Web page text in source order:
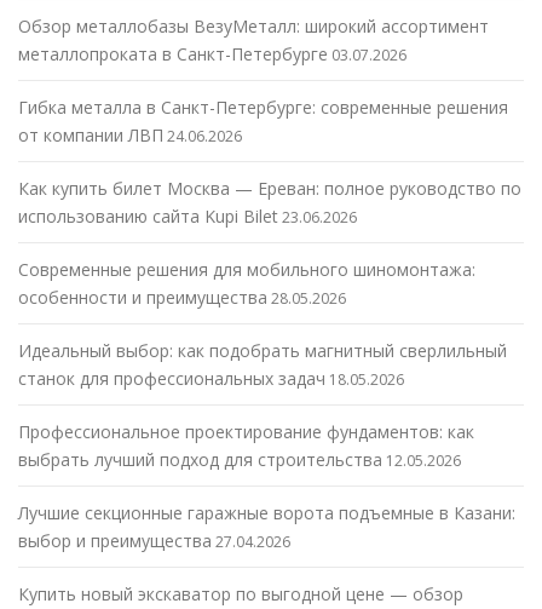
Обзор металлобазы ВезуМеталл: широкий ассортимент
металлопроката в Санкт-Петербурге 03.07.2026
Гибка металла в Санкт-Петербурге: современные решения
от компании ЛВП 24.06.2026
Как купить билет Москва — Ереван: полное руководство по
использованию сайта Kupi Bilet23.06.2026
Современные решения для мобильного шиномонтажа:
особенности и преимущества 28.05.2026
Идеальный выбор: как подобрать магнитный сверлильный
станок для профессиональных задач 18.05.2026
Профессиональное проектирование фундаментов: как
выбрать лучший подход для строительства 12.05.2026
Лучшие секционные гаражные ворота подъемные в Казани:
выбор и преимущества 27.04.2026
Купить новый экскаватор по выгодной цене — обзор